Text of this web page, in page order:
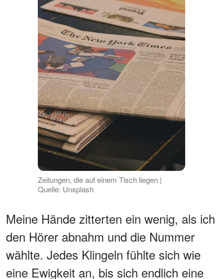
Zeitungen, die auf einem Tisch liegen |
Quelle: Unsplash
Meine Hände zitterten ein wenig, als ich
den Hörer abnahm und die Nummer
wählte. Jedes Klingeln fühlte sich wie
eine Ewigkeit an, bis sich endlich eine